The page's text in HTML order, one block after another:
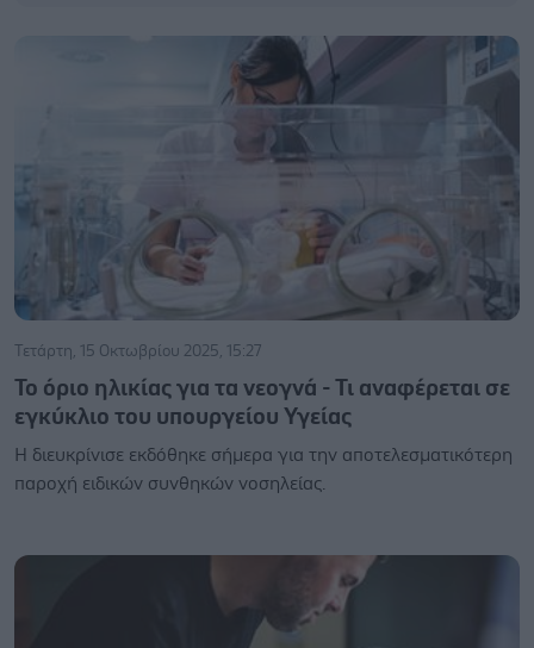
Τετάρτη, 15 Οκτωβρίου 2025, 15:27
Το όριο ηλικίας για τα νεογνά - Τι αναφέρεται σε
εγκύκλιο του υπουργείου Υγείας
Η διευκρίνισε εκδόθηκε σήμερα για την αποτελεσματικότερη
παροχή ειδικών συνθηκών νοσηλείας.